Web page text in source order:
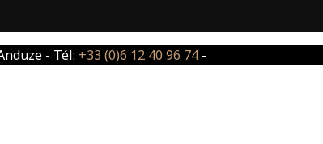
- Tél: +33 (0)6 12 40 96 74 -